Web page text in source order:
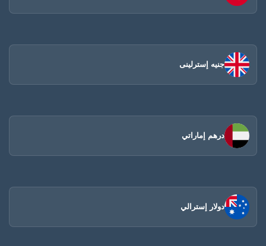
جنيه إسترلينى
درهم إماراتي
دولار إسترالي